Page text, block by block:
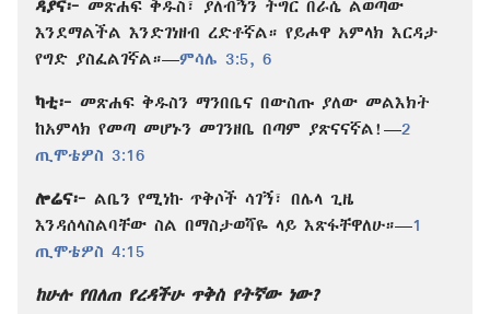
ዳያና፦ መጽሐፍ ቅዱስ፣ ያለብኝን ችግር በራሴ ልወጣው
እንደማልችል እንድገነዘብ ረድቶኛል። የይሖዋ አምላክ እርዳታ
የግድ ያስፈልገኛል።​—ምሳሌ 3:5, 6
ካቲ፦ መጽሐፍ ቅዱስን ማንበቤና በውስጡ ያለው መልእክት
ከአምላክ የመጣ መሆኑን መገንዘቤ በጣም ያጽናናኛል!​—2
ጢሞቴዎስ 3:16
ሎሬና፦ ልቤን የሚነኩ ጥቅሶች ሳገኝ፣ በሌላ ጊዜ
እንዳሰላስልባቸው ስል በማስታወሻዬ ላይ እጽፋቸዋለሁ።​—1
ጢሞቴዎስ 4:15
ከሁሉ የበለጠ የረዳችሁ ጥቅስ የትኛው ነው?